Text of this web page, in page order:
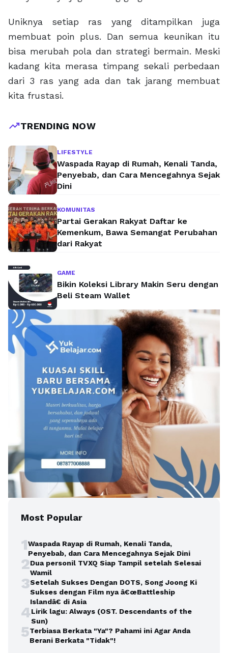
Uniknya setiap ras yang ditampilkan juga
membuat poin plus. Dan semua keunikan itu
bisa merubah pola dan strategi bermain. Meski
kadang kita merasa timpang sekali perbedaan
dari 3 ras yang ada dan tak jarang membuat
kita frustasi.
trending_upTRENDING NOW
LIFESTYLE
Waspada Rayap di Rumah, Kenali Tanda,
Penyebab, dan Cara Mencegahnya Sejak
Dini
KOMUNITAS
Partai Gerakan Rakyat Daftar ke
Kemenkum, Bawa Semangat Perubahan
dari Rakyat
GAME
Bikin Koleksi Library Makin Seru dengan
Beli Steam Wallet
Most Popular
1Waspada Rayap di Rumah, Kenali Tanda,
Penyebab, dan Cara Mencegahnya Sejak Dini
2Dua personil TVXQ Siap Tampil setelah Selesai
Wamil
3Setelah Sukses Dengan DOTS, Song Joong Ki
Sukses dengan Film nya â€œBattleship
Islandâ€ di Asia
4Lirik lagu: Always (OST. Descendants of the
Sun)
5Terbiasa Berkata "Ya"? Pahami ini Agar Anda
Berani Berkata "Tidak"!